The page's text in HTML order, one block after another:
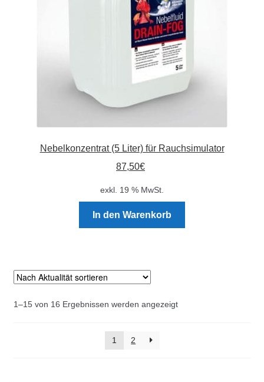
Nebelkonzentrat (5 Liter) für Rauchsimulator
87,50€
exkl. 19 % MwSt.
In den Warenkorb
1–15 von 16 Ergebnissen werden angezeigtNach
1
2